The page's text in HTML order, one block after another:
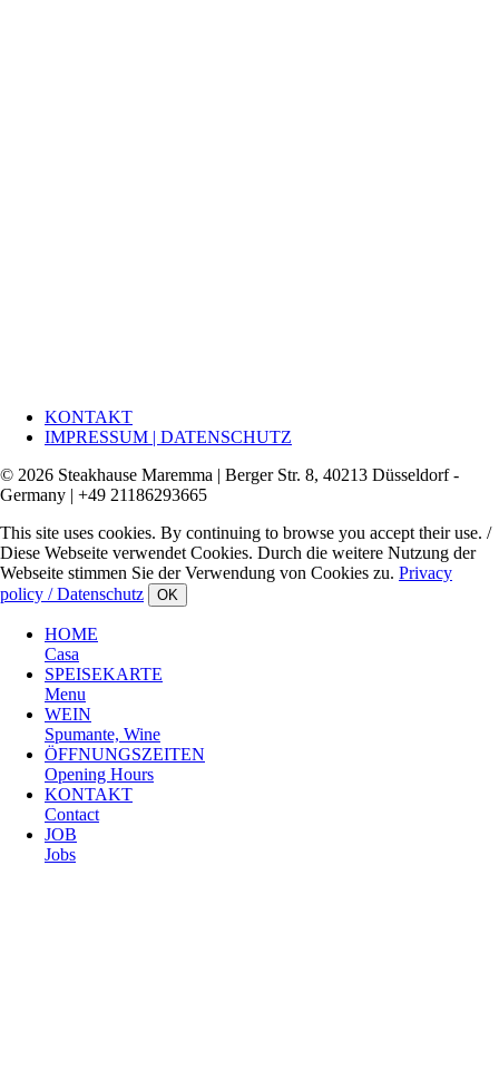
KONTAKT
IMPRESSUM | DATENSCHUTZ
© 2026 Steakhause Maremma | Berger Str. 8, 40213 Düsseldorf -
Germany | +49 21186293665
This site uses cookies. By continuing to browse you accept their use. /
Diese Webseite verwendet Cookies. Durch die weitere Nutzung der
Webseite stimmen Sie der Verwendung von Cookies zu. Privacy
policy / Datenschutz
OK
HOME
Casa
SPEISEKARTE
Menu
WEIN
Spumante, Wine
ÖFFNUNGSZEITEN
Opening Hours
KONTAKT
Contact
JOB
Jobs